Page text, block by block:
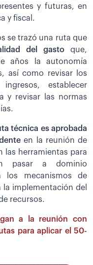
y futuras, en
y fiscal.
se trazó una ruta que
del gasto que,
años la autonomía
así como revisar los
establecer
y revisar las normas
técnica es aprobada
en la reunión de
las herramientas para
pasar a dominio
los mecanismos de
implementación del
recursos.
a la reunión con
para aplicar el 50-